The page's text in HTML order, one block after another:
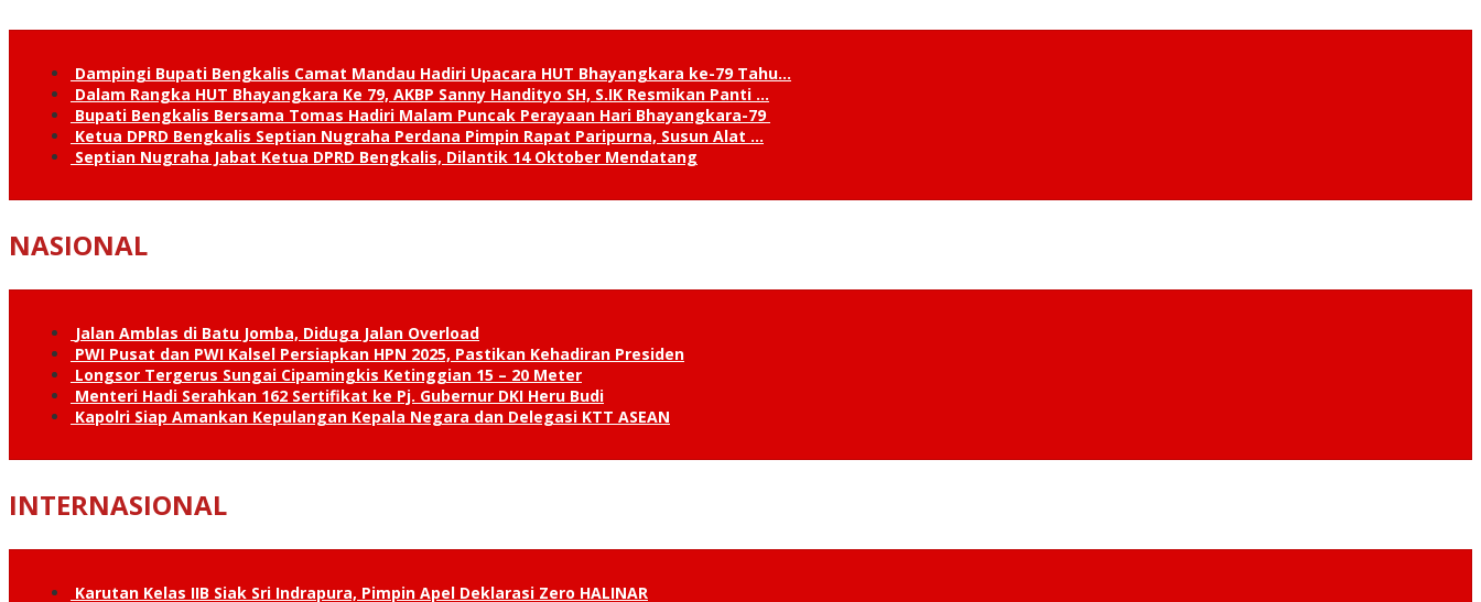
Dampingi Bupati Bengkalis Camat Mandau Hadiri Upacara HUT Bhayangkara ke-79 Tahu…
Dalam Rangka HUT Bhayangkara Ke 79, AKBP Sanny Handityo SH, S.IK Resmikan Panti …
Bupati Bengkalis Bersama Tomas Hadiri Malam Puncak Perayaan Hari Bhayangkara-79
Ketua DPRD Bengkalis Septian Nugraha Perdana Pimpin Rapat Paripurna, Susun Alat …
Septian Nugraha Jabat Ketua DPRD Bengkalis, Dilantik 14 Oktober Mendatang
NASIONAL
Jalan Amblas di Batu Jomba, Diduga Jalan Overload
PWI Pusat dan PWI Kalsel Persiapkan HPN 2025, Pastikan Kehadiran Presiden
Longsor Tergerus Sungai Cipamingkis Ketinggian 15 – 20 Meter
Menteri Hadi Serahkan 162 Sertifikat ke Pj. Gubernur DKI Heru Budi
Kapolri Siap Amankan Kepulangan Kepala Negara dan Delegasi KTT ASEAN
INTERNASIONAL
Karutan Kelas IIB Siak Sri Indrapura, Pimpin Apel Deklarasi Zero HALINAR